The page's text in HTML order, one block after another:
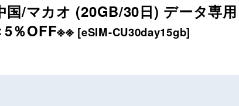
国/マカオ (20GB/30日) データ専
％OFF※※ [eSIM-CU30day15gb]